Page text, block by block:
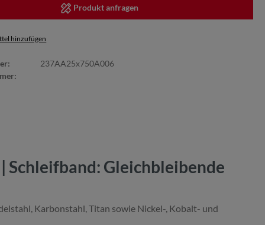
Produkt anfragen
hinzufügen
237AA25x750A006
Gleichbleibende
Karbonstahl, Titan sowie Nickel-, Kobalt- und